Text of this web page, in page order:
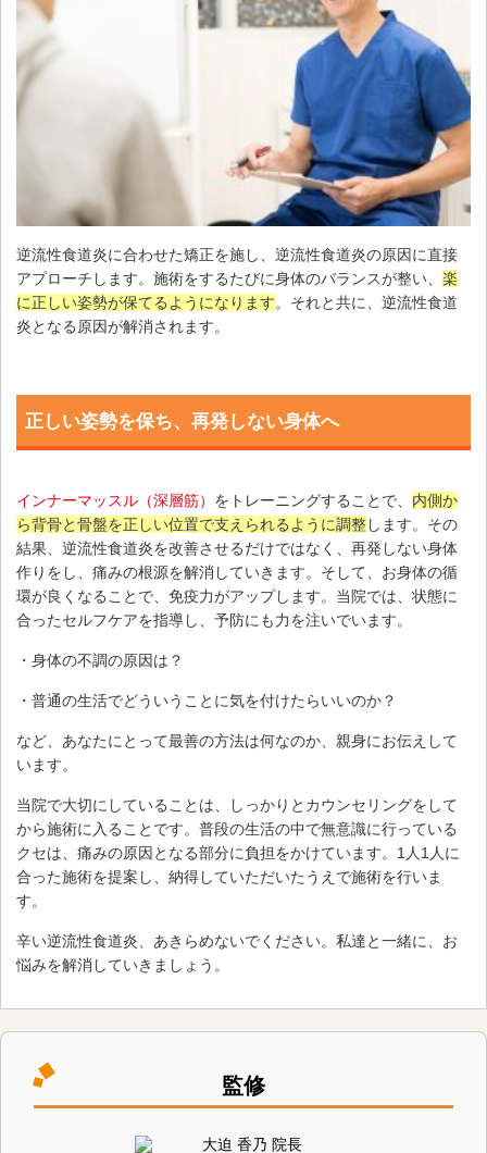
逆流性食道炎に合わせた矯正を施し、逆流性食道炎の原因に直接
アプローチします。施術をするたびに身体のバランスが整い、 楽
に正しい姿勢が保てるようになります。それと共に、逆流性食道
炎となる原因が解消されます。
正しい姿勢を保ち、再発しない身体へ
インナーマッスル（深層筋） をトレーニングすることで、 内側か
ら背骨と骨盤を正しい位置で支えられるように調整します。その
結果、逆流性食道炎を改善させるだけではなく、再発しない身体
作りをし、痛みの根源を解消していきます。そして、お身体の循
環が良くなることで、免疫力がアップします。当院では、状態に
合ったセルフケアを指導し、予防にも力を注いでいます。
・身体の不調の原因は？
・普通の生活でどういうことに気を付けたらいいのか？
など、あなたにとって最善の方法は何なのか、親身にお伝えして
います。
当院で大切にしていることは、しっかりとカウンセリングをして
から施術に入ることです。普段の生活の中で無意識に行っている
クセは、痛みの原因となる部分に負担をかけています。1人1人に
合った施術を提案し、納得していただいたうえで施術を行いま
す。
辛い逆流性食道炎、あきらめないでください。私達と一緒に、お
悩みを解消していきましょう。
監修